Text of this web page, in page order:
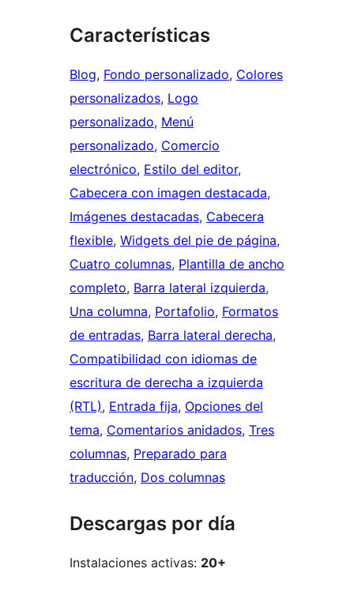
Características
Blog, Fondo personalizado, Colores
personalizados, Logo
personalizado, Menú
personalizado, Comercio
electrónico, Estilo del editor
Cabecera con imagen destacada
Imágenes destacadas, Cabecera
flexible, Widgets del pie de página
Cuatro columnas, Plantilla de ancho
completo, Barra lateral izquierda
Una columna, Portafolio, Formatos
de entradas, Barra lateral derecha
Compatibilidad con idiomas de
escritura de derecha a izquierda
(RTL), Entrada fija, Opciones del
tema, Comentarios anidados, Tres
columnas, Preparado para
traducción, Dos columnas
Descargas por día
Instalaciones activas: 20+